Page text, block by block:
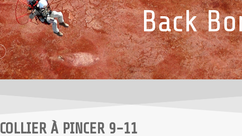
Back
COLLIER À PINCER 9-11